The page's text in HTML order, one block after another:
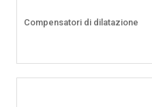
Compensatori di dilatazione